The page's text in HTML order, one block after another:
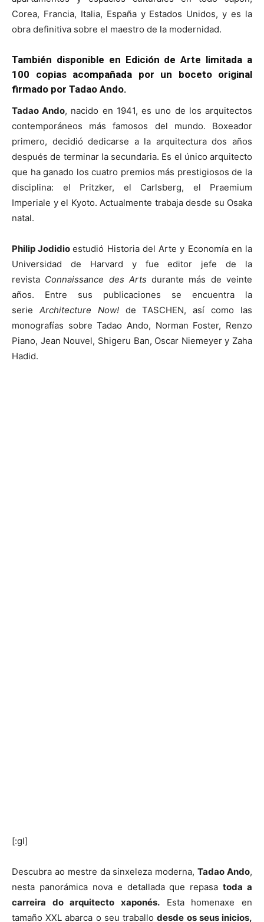
Corea, Francia, Italia, España y Estados Unidos, y es la
obra definitiva sobre el maestro de la modernidad.
También disponible en Edición de Arte limitada a
100 copias acompañada por un boceto original
firmado por Tadao Ando.
Tadao Ando, nacido en 1941, es uno de los arquitectos
contemporáneos más famosos del mundo. Boxeador
primero, decidió dedicarse a la arquitectura dos años
después de terminar la secundaria. Es el único arquitecto
que ha ganado los cuatro premios más prestigiosos de la
disciplina: el Pritzker, el Carlsberg, el Praemium
Imperiale y el Kyoto. Actualmente trabaja desde su Osaka
natal.
Philip Jodidioestudió Historia del Arte y Economía en la
Universidad de Harvard y fue editor jefe de la
revista Connaissance des Arts durante más de veinte
años. Entre sus publicaciones se encuentra la
serie Architecture Now!de TASCHEN, así como las
monografías sobre Tadao Ando, Norman Foster, Renzo
Piano, Jean Nouvel, Shigeru Ban, Oscar Niemeyer y Zaha
Hadid.
[:gl]
Descubra ao mestre da sinxeleza moderna,Tadao Ando,
nesta panorámica nova e detallada que repasatoda a
carreira do arquitecto xaponés. Esta homenaxe en
tamaño XXL abarca o seu traballodesde os seus inicios,